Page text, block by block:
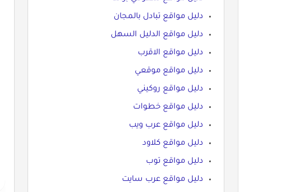
دليل مواقع تبادل بالمجان
دليل مواقع الدليل السهل
دليل مواقع الاقرب
دليل مواقع موقعي
دليل مواقع روكيني
دليل مواقع خطوات
دليل مواقع عرب ويب
دليل مواقع كلاود
دليل مواقع توب
دليل مواقع عرب سايت